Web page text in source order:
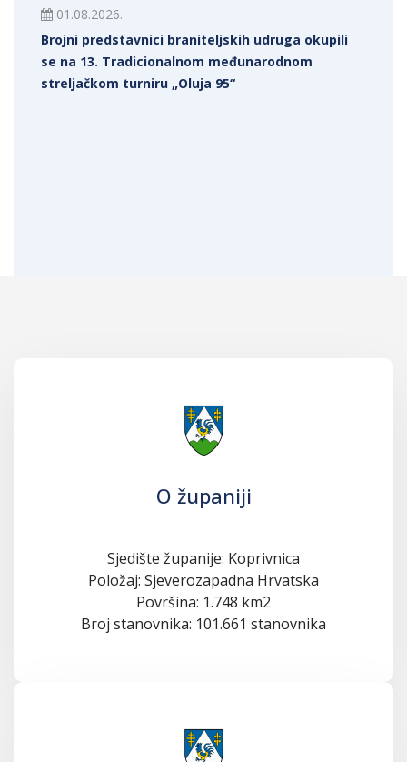
01.08.2026.
Brojni predstavnici braniteljskih udruga okupili
se na 13. Tradicionalnom međunarodnom
streljačkom turniru „Oluja 95“
O županiji
Sjedište županije: Koprivnica
Položaj: Sjeverozapadna Hrvatska
Površina: 1.748 km2
Broj stanovnika: 101.661 stanovnika